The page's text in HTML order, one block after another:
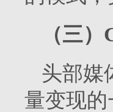
（三
头部媒
量变现